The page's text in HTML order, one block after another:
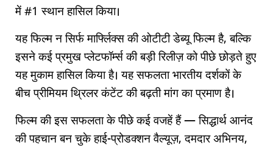
में #1 स्थान हासिल किया।
यह फिल्म न सिर्फ मार्फ्लिक्स की ओटीटी डेब्यू फिल्म है, बल्कि
इसने कई प्रमुख प्लेटफॉर्म्स की बड़ी रिलीज़ को पीछे छोड़ते हुए
यह मुकाम हासिल किया है। यह सफलता भारतीय दर्शकों के
बीच प्रीमियम थ्रिलर कंटेंट की बढ़ती मांग का प्रमाण है।
फिल्म की इस सफलता के पीछे कई वजहें हैं — सिद्धार्थ आनंद
की पहचान बन चुके हाई-प्रोडक्शन वैल्यूज़, दमदार अभिनय,